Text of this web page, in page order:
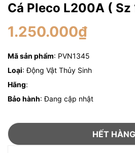
Cá Pleco L200A ( Sz
1.250.000₫
Mã sản phẩm: PVN1345
Loại: Động Vật Thủy Sinh
Hãng:
Bảo hành: Đang cập nhật
HẾT HÀNG